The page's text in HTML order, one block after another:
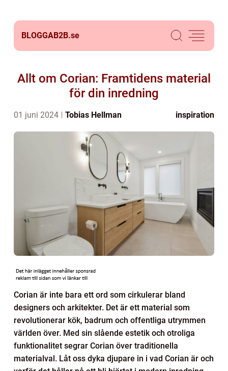
BLOGGAB2B.se
Allt om Corian: Framtidens material
för din inredning
01 juni 2024 Tobias Hellman inspiration
Corian är inte bara ett ord som cirkulerar bland
designers och arkitekter. Det är ett material som
revolutionerar kök, badrum och offentliga utrymmen
världen över. Med sin slående estetik och otroliga
funktionalitet segrar Corian över traditionella
materialval. Låt oss dyka djupare in i vad Corian är och